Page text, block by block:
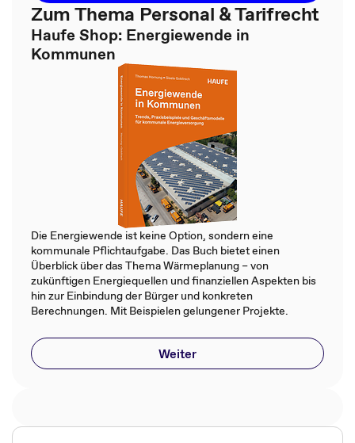
Zum Thema Personal & Tarifrecht
Haufe Shop: Energiewende in
Kommunen
Die Energiewende ist keine Option, sondern eine
kommunale Pflichtaufgabe. Das Buch bietet einen
Überblick über das Thema Wärmeplanung – von
zukünftigen Energiequellen und finanziellen Aspekten bis
hin zur Einbindung der Bürger und konkreten
Berechnungen. Mit Beispielen gelungener Projekte.
Weiter